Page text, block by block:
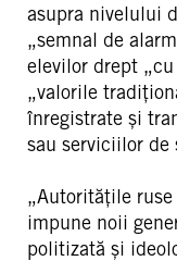
asupra nivelului
„semnal de
elevilor drept
„valorile
înregistrate și
sau serviciilor de
„Autoritățile
impune noii
politizată și